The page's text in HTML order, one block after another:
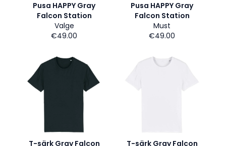
Pusa HAPPY Gray
Falcon Station
Valge
€49.00
Pusa HAPPY Gray
Falcon Station
Must
€49.00
T-särk Gray Falcon
T-särk Gray Falcon